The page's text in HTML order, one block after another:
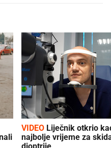
VIDEO
najbolje vrijeme za